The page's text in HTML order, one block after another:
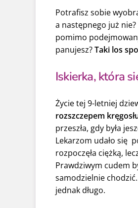
Potrafisz sobie
a następnego już
pomimo
panujesz?Taki los
Iskierka, która
Życie tej 9-letniej
rozszczepem
przeszła, gdy była
Lekarzom udało się
rozpoczęła ciężką,
Prawdziwym cudem
samodzielnie
jednak długo.